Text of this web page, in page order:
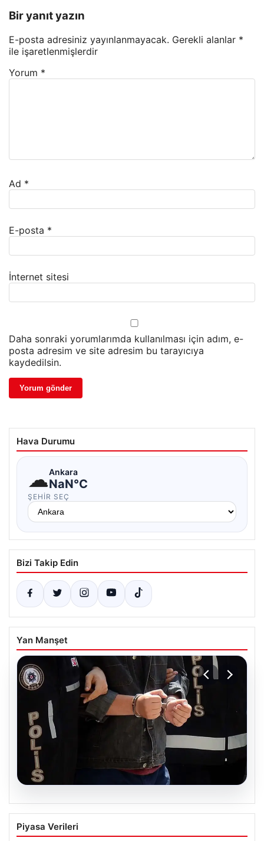
Bir yanıt yazın
E-posta adresiniz yayınlanmayacak. Gerekli alanlar *
ile işaretlenmişlerdir
Yorum *
Ad *
E-posta *
İnternet sitesi
Daha sonraki yorumlarımda kullanılması için adım, e-
posta adresim ve site adresim bu tarayıcıya
kaydedilsin.
Hava Durumu
☁Ankara
NaN°C
ŞEHIR SEÇ
Bizi Takip Edin
Yan Manşet
İzmir’de Baba-Oğul Cinayeti: Baba
Tutuklandı
Piyasa Verileri